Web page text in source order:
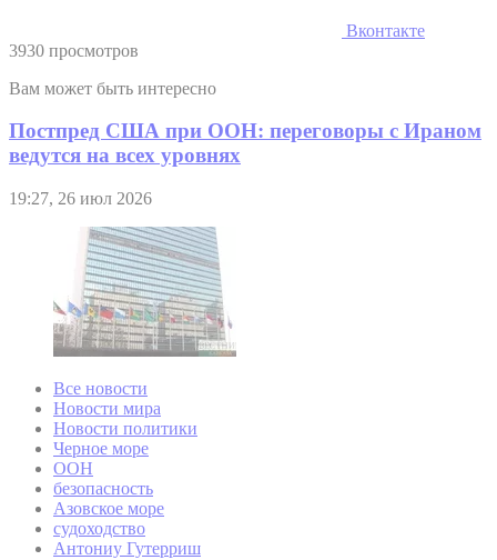
Вконтакте
3930 просмотров
Вам может быть интересно
Постпред США при ООН: переговоры с Ираном
ведутся на всех уровнях
19:27, 26 июл 2026
Все новости
Новости мира
Новости политики
Черное море
ООН
безопасность
Азовское море
судоходство
Антониу Гутерриш